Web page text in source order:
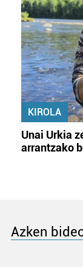
KIROLA
Unai Urkia
arrantzako
Azken